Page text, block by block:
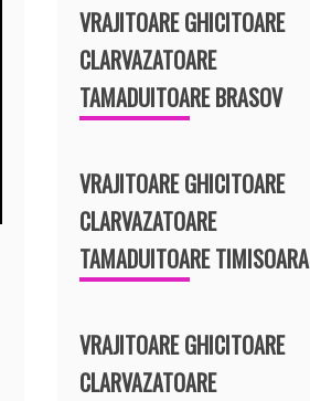
VRAJITOARE GHICITOARE
CLARVAZATOARE
TAMADUITOARE BRASOV
VRAJITOARE GHICITOARE
CLARVAZATOARE
TAMADUITOARE TIMISOARA
VRAJITOARE GHICITOARE
CLARVAZATOARE